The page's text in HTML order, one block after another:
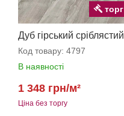
Дуб гірський сріблястий
Код товару: 4797
В наявності
Ціна без торгу
1 348 грн/м²
торг